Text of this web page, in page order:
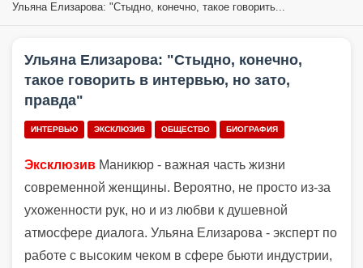
Ульяна Елизарова: "Стыдно, конечно, такое говорить...
Ульяна Елизарова: "Стыдно, конечно,
такое говорить в интервью, но зато,
правда"
ИНТЕРВЬЮ ЭКСКЛЮЗИВ ОБЩЕСТВО БИОГРАФИЯ
Эксклюзив Маникюр - важная часть жизни
современной женщины. Вероятно, не просто из-за
ухоженности рук, но и из любви к душевной
атмосфере диалога. Ульяна Елизарова - эксперт по
работе с высоким чеком в сфере бьюти индустрии,